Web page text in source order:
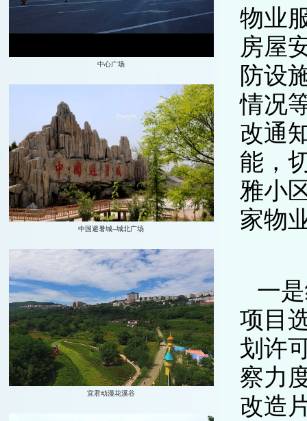
物业
房屋
防设
情况
改通
能，
雅小
家物
一
项目
划许
察力
改造